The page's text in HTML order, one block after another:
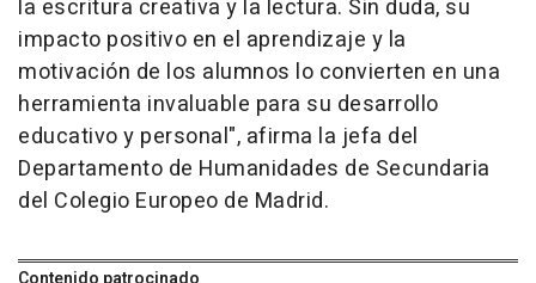
la escritura creativa y la lectura. Sin duda, su
impacto positivo en el aprendizaje y la
motivación de los alumnos lo convierten en una
herramienta invaluable para su desarrollo
educativo y personal", afirma la jefa del
Departamento de Humanidades de Secundaria
del Colegio Europeo de Madrid.